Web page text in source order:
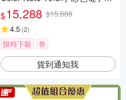
閱讀器
$15,288 $15,888
4.5 (2)
限時下殺 券
貨到通知我